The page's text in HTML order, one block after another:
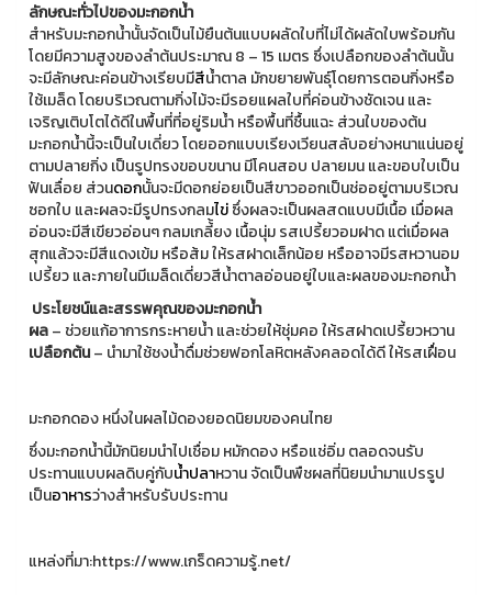
ลักษณะทั่วไปของมะกอกน้ำ
สำหรับมะกอกน้ำนั้นจัดเป็นไม้ยืนต้นแบบผลัดใบที่ไม่ได้ผลัดใบพร้อมกัน
โดยมีความสูงของลำต้นประมาณ 8 – 15 เมตร ซึ่งเปลือกของลำต้นนั้น
จะมีลักษณะค่อนข้างเรียบมีสีน้ำตาล มักขยายพันธุ์โดยการตอนกิ่งหรือ
ใช้เมล็ด โดยบริเวณตามกิ่งไม้จะมีรอยแผลใบที่ค่อนข้างชัดเจน และ
เจริญเติบโตได้ดีในพื้นที่ที่อยู่ริมน้ำ หรือพื้นที่ชื้นแฉะ ส่วนใบของต้น
มะกอกน้ำนี้จะเป็นใบเดี่ยว โดยออกแบบเรียงเวียนสลับอย่างหนาแน่นอยู่
ตามปลายกิ่ง เป็นรูปทรงขอบขนาน มีโคนสอบ ปลายมน และขอบใบเป็น
ฟันเลื่อย ส่วนดอกนั้นจะมีดอกย่อยเป็นสีขาวออกเป็นช่ออยู่ตามบริเวณ
ซอกใบ และผลจะมีรูปทรงกลมไข่ซึ่งผลจะเป็นผลสดแบบมีเนื้อ เมื่อผล
อ่อนจะมีสีเขียวอ่อนๆ กลมเกลี้้ยง เนื้อนุ่ม รสเปรี้ยวอมฝาด แต่เมื่อผล
สุกแล้วจะมีสีแดงเข้ม หรือส้ม ให้รสฝาดเล็กน้อย หรืออาจมีรสหวานอม
เปรี้ยว และภายในมีเมล็ดเดี่ยวสีน้ำตาลอ่อนอยู่ใบและผลของมะกอกน้ำ
ประโยชน์และสรรพคุณของมะกอกน้ำ
ผล– ช่วยแก้อาการกระหายน้ำ และช่วยให้ชุ่มคอ ให้รสฝาดเปรี้ยวหวาน
เปลือกต้น– นำมาใช้ชงน้ำดื่มช่วยฟอกโลหิตหลังคลอดได้ดี ให้รสเฝื่อน
มะกอกดอง หนึ่งในผลไม้ดองยอดนิยมของคนไทย
ซึ่งมะกอกน้ำนี้มักนิยมนำไปเชื่อม หมักดอง หรือแช่อิ่ม ตลอดจนรับ
ประทานแบบผลดิบคู่กับน้ำปลาหวาน จัดเป็นพืชผลที่นิยมนำมาแปรรูป
เป็นอาหารว่างสำหรับรับประทาน
แหล่งที่มา:https://www.เกร็ดความรู้.net/